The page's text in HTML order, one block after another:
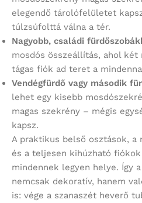
elegendő tárolófelületet
túlzsúfolttá válna a tér.
Nagyobb, családi
mosdós összeállítás, ahol két
tágas fiók ad teret a
Vendégfürdő vagy második
lehet egy kisebb
magas szekrény – mégis
kapsz.
A praktikus belső osztások, a
és a teljesen kihúzható
mindennek legyen helye. Így
nemcsak dekoratív, hanem
is: vége a szanaszét heverő